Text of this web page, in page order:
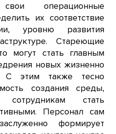
свои операционные
их соответствие
уровню развития
Стареющие
могут стать главным
новых жизненно
С этим также тесно
создания среды,
стать
Персонал сам
формирует